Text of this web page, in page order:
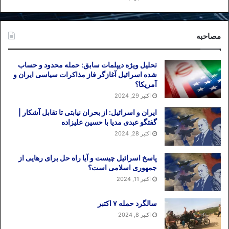
مجلسیان نیز روشن است چرا که وقتی
مرتضوی “مصلجت” نظام را رعایت کرده (
یعنی حاضر به استعفا شده و مصلحت نظام
یعنی استعفای یک کارگزار) مجلس نیز
مصلحت نظام را رعایت کند و از استعفا دست
بکشند.
نتیجه:
مصلحت نظام یعنی همان که اسرار مگو از
زبان مرتضوی بیرون نیاد. مرتضوی سرنخی
است از صف و ستاد سرکوب. افشای عاملان
سرکوب ناگزیر افشای آمران سرکوب را به
همراه خواهد داشت؛ رازی که باید سر به مهر
باقی بماند.
حسین علیزاده/ ۱۵٫۴٫۲۰۱۲
مصاحبه
تحلیل ویژه دیپلمات سابق: حمله محدود و حساب
شده اسرائیل آغازگر فاز مذاکرات سیاسی ایران و
آمریکا؟
اکتبر 29, 2024
ایران و اسرائیل: از بحران نیابتی تا تقابل آشکار |
گفتگو عبدی مدیا با حسین علیزاده
اکتبر 28, 2024
پاسخ اسرائیل چیست و آیا راه حل برای رهایی از
جمهوری اسلامی است؟
اکتبر 11, 2024
سالگرد حمله ۷ اکتبر
اکتبر 8, 2024